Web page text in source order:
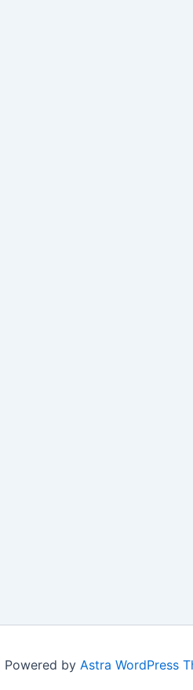
Powered by Astra WordPress